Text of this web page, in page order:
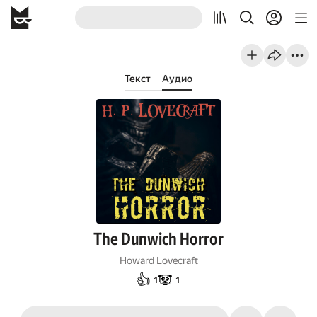
Текст Аудио
The Dunwich Horror
Howard Lovecraft
👍 1🐼 1